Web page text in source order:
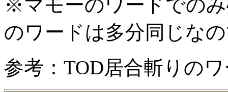
※マモーのワードでの
のワードは多分同じな
参考：TOD居合斬りの